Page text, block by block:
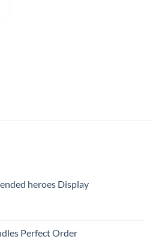
heroes Display
Perfect Order